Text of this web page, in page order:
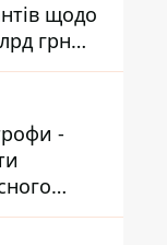
щодо
грн
до
-